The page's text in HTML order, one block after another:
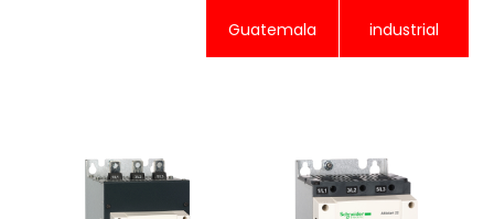
Guatemala industrial